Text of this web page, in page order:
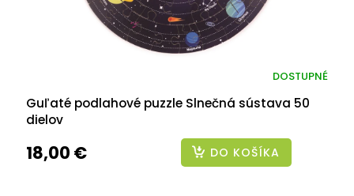
Guľaté podlahové puzzle Slnečná sústava 50
dielov
DOSTUPNÉ
18,00 € DO KOŠÍKA